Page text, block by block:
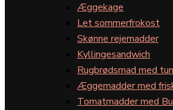
Æggekage
Let sommerfrokost
Skønne rejemadder
Kyllingesandwich
Rugbrødsmad med
Æggemadder med
Tomatmadder med